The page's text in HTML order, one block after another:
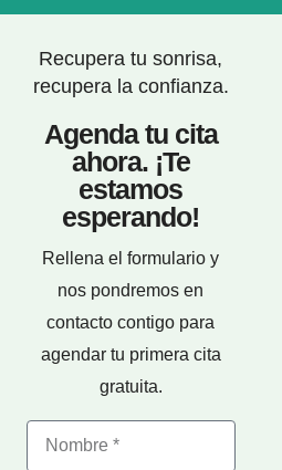
Recupera tu sonrisa,
recupera la confianza.
Agenda tu cita
ahora. ¡Te
estamos
esperando!
Rellena el formulario y
nos pondremos en
contacto contigo para
agendar tu primera cita
gratuita.